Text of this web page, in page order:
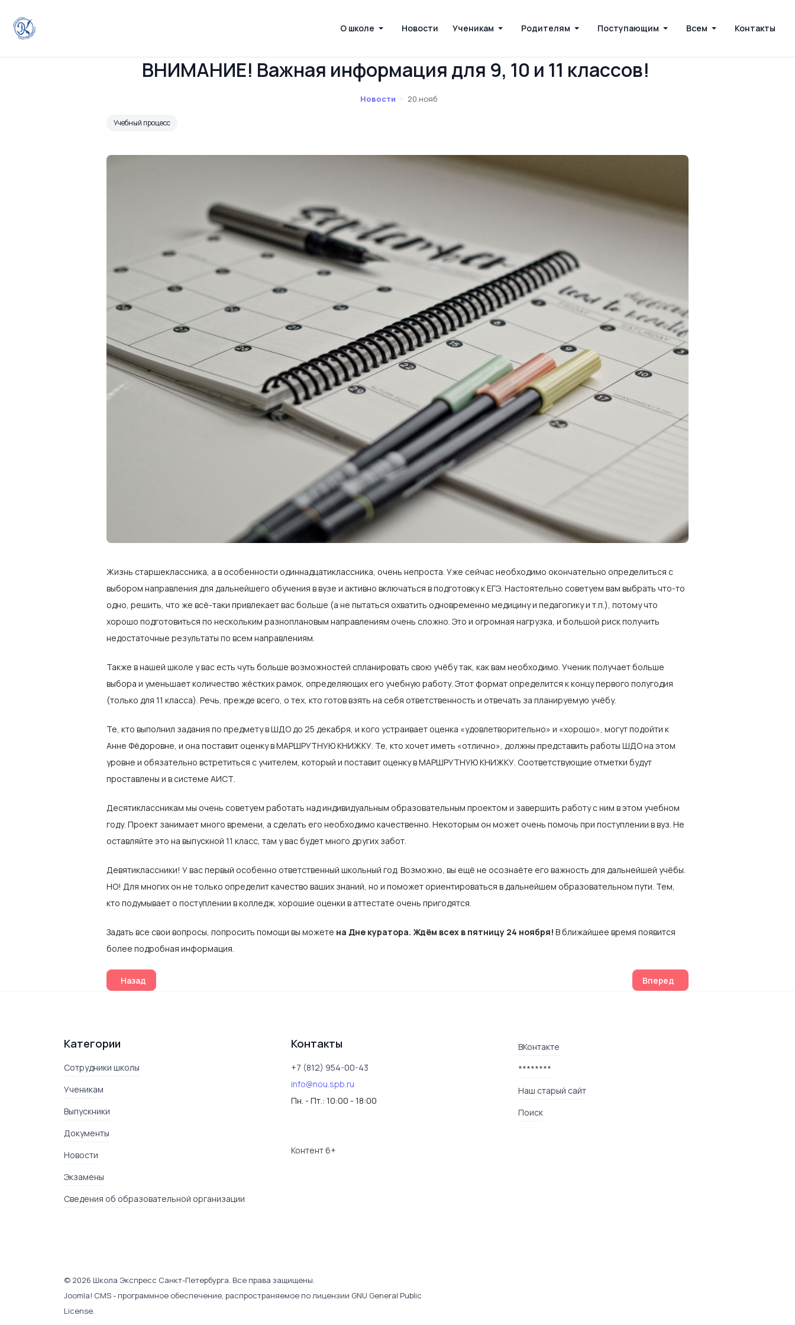
О школе Новости Ученикам Родителям Поступающим Всем Контакты
ВНИМАНИЕ! Важная информация для 9, 10 и 11 классов!
Новости 20.нояб
Учебный процесс
Жизнь старшеклассника, а в особенности одиннадцатиклассника, очень непроста. Уже сейчас необходимо окончательно определиться с
выбором направления для дальнейшего обучения в вузе и активно включаться в подготовку к ЕГЭ. Настоятельно советуем вам выбрать что-то
одно, решить, что же всё-таки привлекает вас больше (а не пытаться охватить одновременно медицину и педагогику и т.п.), потому что
хорошо подготовиться по нескольким разноплановым направлениям очень сложно. Это и огромная нагрузка, и большой риск получить
недостаточные результаты по всем направлениям.
Также в нашей школе у вас есть чуть больше возможностей спланировать свою учёбу так, как вам необходимо. Ученик получает больше
выбора и уменьшает количество жёстких рамок, определяющих его учебную работу. Этот формат определится к концу первого полугодия
(только для 11 класса). Речь, прежде всего, о тех, кто готов взять на себя ответственность и отвечать за планируемую учёбу.
Те, кто выполнил задания по предмету в ШДО до 25 декабря, и кого устраивает оценка «удовлетворительно» и «хорошо», могут подойти к
Анне Фёдоровне, и она поставит оценку в МАРШРУТНУЮ КНИЖКУ. Те, кто хочет иметь «отлично», должны представить работы ШДО на этом
уровне и обязательно встретиться с учителем, который и поставит оценку в МАРШРУТНУЮ КНИЖКУ. Соответствующие отметки будут
проставлены и в системе АИСТ.
Десятиклассникам мы очень советуем работать над индивидуальным образовательным проектом и завершить работу с ним в этом учебном
году. Проект занимает много времени, а сделать его необходимо качественно. Некоторым он может очень помочь при поступлении в вуз. Не
оставляйте это на выпускной 11 класс, там у вас будет много других забот.
Девятиклассники! У вас первый особенно ответственный школьный год. Возможно, вы ещё не осознаёте его важность для дальнейшей учёбы.
НО! Для многих он не только определит качество ваших знаний, но и поможет ориентироваться в дальнейшем образовательном пути. Тем,
кто подумывает о поступлении в колледж, хорошие оценки в аттестате очень пригодятся.
Задать все свои вопросы, попросить помощи вы можете на Дне куратора. Ждём всех в пятницу 24 ноября! В ближайшее время появится
более подробная информация.
Предыдущий: Пробное итоговое сочинение в 11 классе пройдёт 23 ноября
Назад Следующий: Расписание ЕГЭ, ОГЭ
Вперед
Категории
Сотрудники школы
Ученикам
Выпускники
Документы
Новости
Экзамены
Сведения об образовательной организации
Контакты
+7 (812) 954-00-43
info@nou.spb.ru
Пн. - Пт.: 10:00 - 18:00
Контент 6+
ВКонтакте
********
Наш старый сайт
Поиск
© 2026 Школа Экспресс Санкт-Петербурга. Все права защищены.
Joomla! CMS- программное обеспечение, распространяемое по лицензии GNU General Public
License.